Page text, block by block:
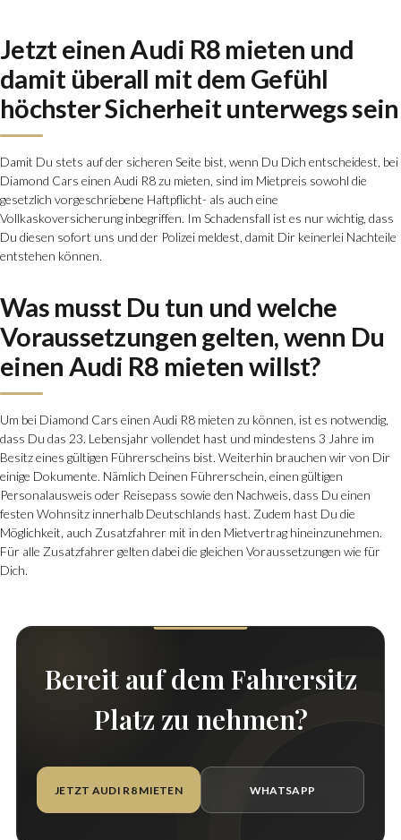
Jetzt einen Audi R8 mieten und
damit überall mit dem Gefühl
höchster Sicherheit unterwegs sein
Damit Du stets auf der sicheren Seite bist, wenn Du Dich entscheidest, bei
Diamond Cars einen Audi R8 zu mieten, sind im Mietpreis sowohl die
gesetzlich vorgeschriebene Haftpflicht- als auch eine
Vollkaskoversicherung inbegriffen. Im Schadensfall ist es nur wichtig, dass
Du diesen sofort uns und der Polizei meldest, damit Dir keinerlei Nachteile
entstehen können.
Was musst Du tun und welche
Voraussetzungen gelten, wenn Du
einen Audi R8 mieten willst?
Um bei Diamond Cars einen Audi R8 mieten zu können, ist es notwendig,
dass Du das 23. Lebensjahr vollendet hast und mindestens 3 Jahre im
Besitz eines gültigen Führerscheins bist. Weiterhin brauchen wir von Dir
einige Dokumente. Nämlich Deinen Führerschein, einen gültigen
Personalausweis oder Reisepass sowie den Nachweis, dass Du einen
festen Wohnsitz innerhalb Deutschlands hast. Zudem hast Du die
Möglichkeit, auch Zusatzfahrer mit in den Mietvertrag hineinzunehmen.
Für alle Zusatzfahrer gelten dabei die gleichen Voraussetzungen wie für
Dich.
Bereit auf dem Fahrersitz
Platz zu nehmen?
JETZT AUDI R8 MIETEN WHATSAPP